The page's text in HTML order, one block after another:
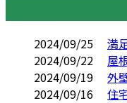
2024/09/25
満
2024/09/22
屋
2024/09/19
外
2024/09/16
住